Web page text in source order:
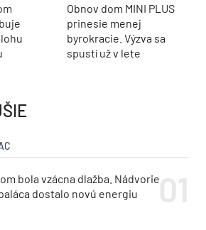
Obnov dom MINI PLUS
prinesie menej
byrokracie. Výzva sa
spustí už v lete
bola vzácna dlažba. Nádvorie
dostalo novú energiu